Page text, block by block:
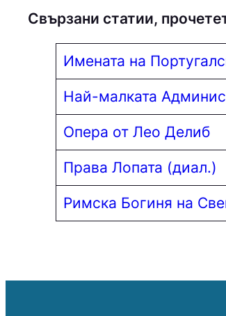
Свързани статии,
Имената на
Най-малката
Опера от Лео Делиб
Права Лопата (диал.)
Римска Богиня на